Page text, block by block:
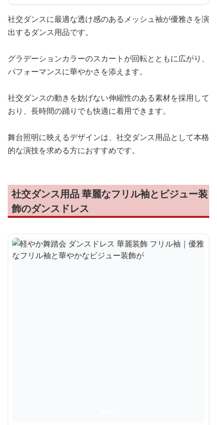
社交ダンスに最適な透け感のあるメッシュ袖が優雅さを演
出するダンス用品です。
グラデーションカラーのスカートが回転とともに広がり、
パフォーマンスに華やかさを添えます。
社交ダンスの動きを妨げない伸縮性のある素材を採用して
おり、長時間の踊りでも快適に着用できます。
舞台照明に映えるデザインは、社交ダンス用品として本格
的な演技を求める方におすすめです。
社交ダンス用品 華麗なフリル袖とビジュー装
飾のダンスドレス